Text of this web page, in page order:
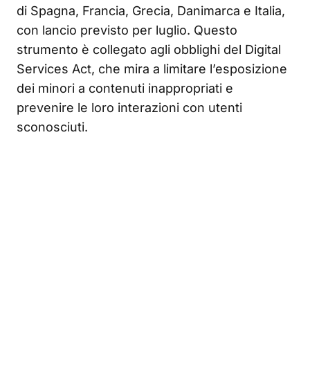
di Spagna, Francia, Grecia, Danimarca e Italia,
con lancio previsto per luglio. Questo
strumento è collegato agli obblighi del Digital
Services Act, che mira a limitare l’esposizione
dei minori a contenuti inappropriati e
prevenire le loro interazioni con utenti
sconosciuti.